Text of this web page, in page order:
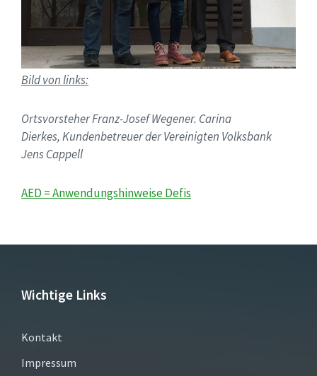
Bild von links:
Ortsvorsteher Franz-Josef Wegener. Carina
Dierkes, Kundenbetreuer der Vereinigten Volksbank
Jens Cappell
AED = Anwendungshinweise Defis
Wichtige Links
Kontakt
Impressum